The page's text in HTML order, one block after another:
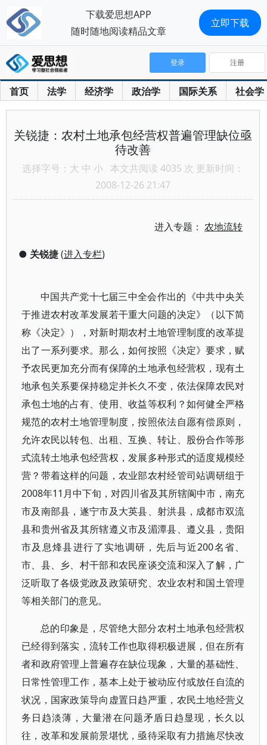
首页 法学 经济学 政治学 国际关系 社会学
登录 注册
关锐捷：农村土地承包经营权普遍管理缺位亟
待改善
选择字号： 大 中 小 本文共阅读 4035 次 更新时间：
2008-12-26 21:47
进入专题：农地流转
● 关锐捷(进入专栏)
中国共产党十七届三中全会作出的《中共中央关
于推进农村改革发展若干重大问题的决定》（以下简
称《决定》），对新时期农村土地管理制度的改革提
出了一系列要求。那么，如何按照《决定》要求，赋
予农民更加充分而有保障的土地承包经营权，现有土
地承包关系要保持稳定并长久不变，依法保障农民对
承包土地的占有、使用、收益等权利？如何健全严格
规范的农村土地管理制度，按照依法自愿有偿原则，
允许农民以转包、出租、互换、转让、股份合作等形
式流转土地承包经营权，发展多种形式的适度规模经
营？带着这样的问题，农业部农村经管司站调研组于
2008年11月中下旬，对四川省及其所辖阆中市，南充
市及南部县，遂宁市及大英县、射洪县，成都市双流
县和贵州省及其所辖遵义市及湄潭县、遵义县，贵阳
市及息烽县进行了实地调研，先后与近200名省、
市、县、乡、村干部和农民座谈交流和深入了解，广
泛听取了各级党政及政策研究、农业农村和国土管理
等相关部门的意见。
总的印象是，尽管绝大部分农村土地承包经营权
已经得到落实，流转工作也取得积极进展，但在所有
者和政府管理上普遍存在缺位现象，大量的基础性、
日常性管理工作，基本上处于被动应付或放任自流的
状况，国家政策导向虚置日趋严重，农民土地经营义
务日趋淡薄，大量潜在问题矛盾日趋显现，长久以
往，改革和发展前景堪忧，亟待采取有力措施尽快改
下载爱思想APP
随时随地阅读精品文章
立即下载